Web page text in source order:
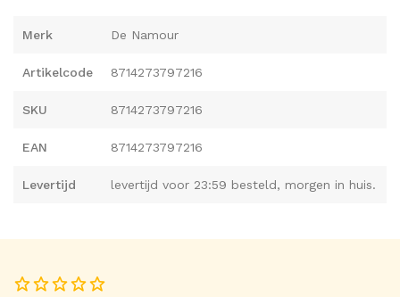
Merk De Namour
Artikelcode 8714273797216
SKU 8714273797216
EAN 8714273797216
Levertijd levertijd voor 23:59 besteld, morgen in huis.